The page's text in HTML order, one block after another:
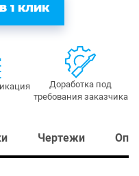
1 КЛИК
Доработка под
требования заказчика
Чертежи